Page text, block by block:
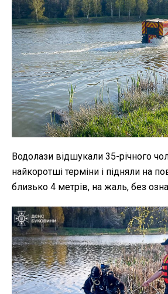
Водолази відшукали 35-річного
найкоротші терміни і підняли на
близько 4 метрів, на жаль, без